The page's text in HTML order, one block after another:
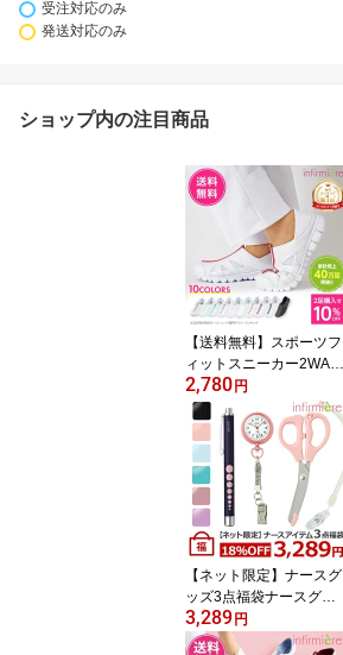
受注対応のみ
発送対応のみ
ショップ内の注目商品
【送料無料】スポーツフ
ィットスニーカー2WAY
Light ナースシューズ 疲
れにくい 黒 白 スニーカ
ー スリッポン 静音 おし
ゃれ 軽量 メンズ レディ
ース 2WAY 激安 セール
おすすめ ランキング 保
育士 介護士 靴 アンファ
ミエ
2,780円
【ネット限定】ナースグ
ッズ3点福袋ナースグッ
ズ ナース グッズ セット
ペンライト 医療用 ナー
3,289円